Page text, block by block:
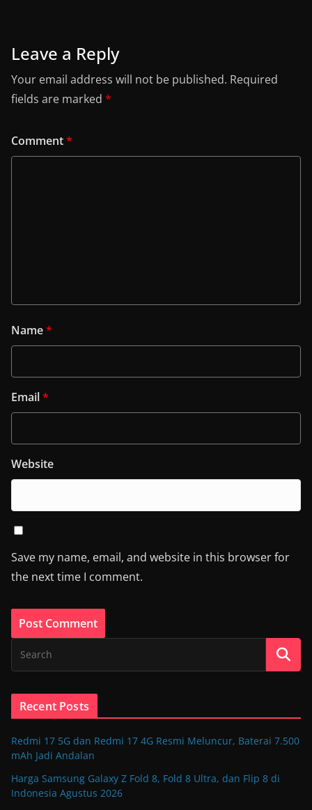
Leave a Reply
Your email address will not be published. Required
fields are marked *
Comment*
Name*
Email*
Website
Save my name, email, and website in this browser for
the next time I comment.
Recent Posts
Redmi 17 5G dan Redmi 17 4G Resmi Meluncur, Baterai 7.500
mAh Jadi Andalan
Harga Samsung Galaxy Z Fold 8, Fold 8 Ultra, dan Flip 8 di
Indonesia Agustus 2026